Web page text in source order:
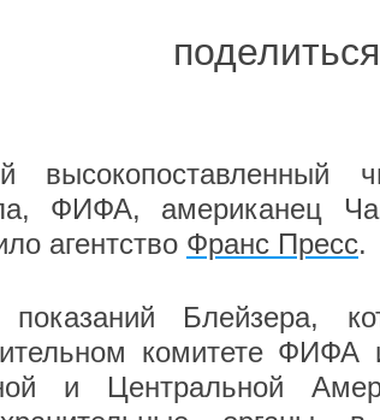
поделиться
высокопоставленный
ФИФА, американец
агентство Франс Пресс.
показаний Блейзера,
комитете
и Центральной